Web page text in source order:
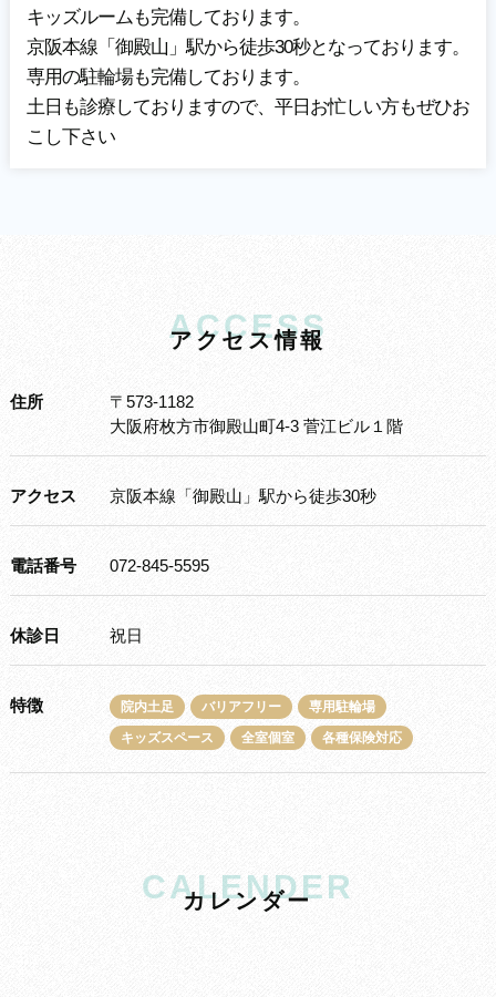
キッズルームも完備しております。
京阪本線「御殿山」駅から徒歩30秒となっております。
専用の駐輪場も完備しております。
土日も診療しておりますので、平日お忙しい方もぜひお
こし下さい
ACCESS
ア クセス情報
住所
〒573-1182
大阪府枚方市御殿山町4-3 菅江ビル１階
アクセス 京阪本線「御殿山」駅から徒歩30秒
電話番号 072-845-5595
休診日 祝日
特徴 院内土足 バリアフリー
専用駐輪場
キッズスペース
全室個室 各種保険対応
CALENDER
カレンダー